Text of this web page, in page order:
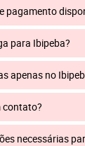
pagamento
para Ibipeba?
apenas no
contato?
necessárias